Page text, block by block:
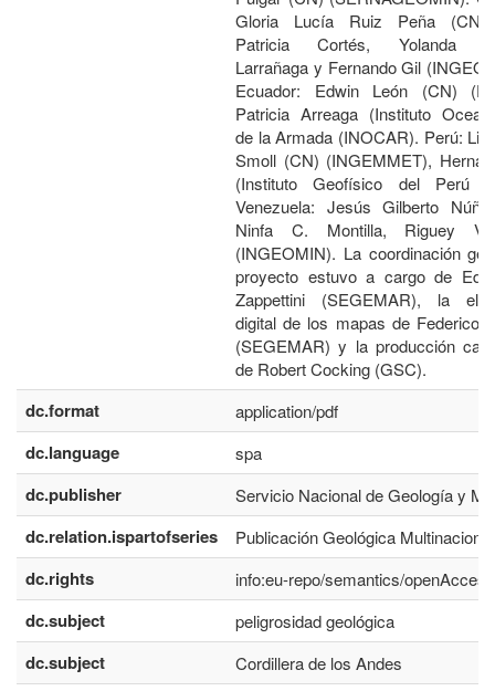
Gloria Lucía Ruiz Peña
Patricia Cortés, Yolanda
Larrañaga y Fernando Gil
Ecuador: Edwin León (CN)
Patricia Arreaga (Instituto
de la Armada (INOCAR). Perú:
Smoll (CN) (INGEMMET),
(Instituto Geofísico del Perú
Venezuela: Jesús Gilberto
Ninfa C. Montilla, Riguey
(INGEOMIN). La coordinación
proyecto estuvo a cargo de
Zappettini (SEGEMAR), la
digital de los mapas de Federico
(SEGEMAR) y la producción
de Robert Cocking (GSC).
dc.format application/pdf
dc.language spa
dc.publisher Servicio Nacional de Geología y
dc.relation.ispartofseries Publicación Geológica
dc.rights info:eu-repo/semantics/openAccess
dc.subject peligrosidad geológica
dc.subject Cordillera de los Andes